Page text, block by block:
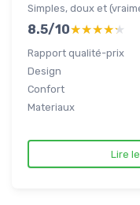
Simples, doux et
8.5/10★★★★★
★★★★★
Rapport qualité-prix
Design
Confort
Materiaux
Lire